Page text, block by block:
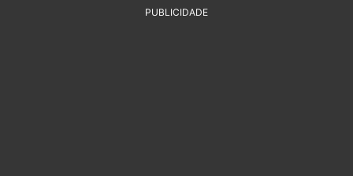
PUBLICIDADE